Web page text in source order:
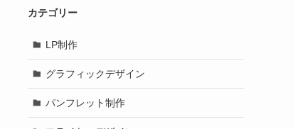
カテゴリー
LP制作
グラフィックデザイン
パンフレット制作